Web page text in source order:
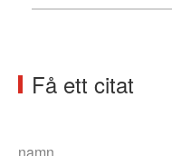
Få ett citat